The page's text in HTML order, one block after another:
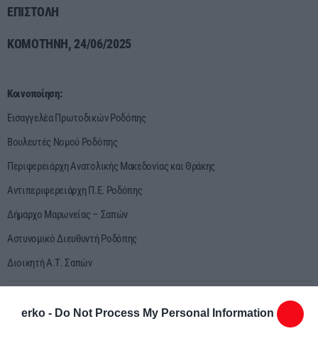
erko - Do Not Process My Personal Information
ΕΠΙΣΤΟΛΗ
ΚΟΜΟΤΗΝΗ, 24/06/2025
Κοινοποίηση:
Εισαγγελέα Πρωτοδικών Ροδόπης
Βουλευτές Νομού Ροδόπης
Περιφερειάρχη Ανατολικής Μακεδονίας και Θράκης
Αντιπεριφερειάρχη Π.Ε. Ροδόπης
Δήμαρχο Μαρωνείας – Σαπών
Αστυνομικό Διευθυντή Ροδόπης
Διοικητή Α.Τ. Σαπών